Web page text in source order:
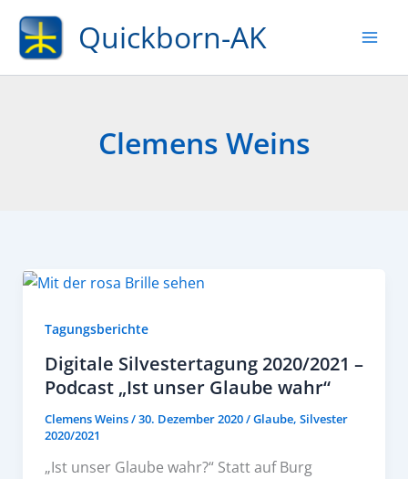
Zum
Inhalt
springen
Quickborn-AK
Clemens Weins
Tagungsberichte
Digitale Silvestertagung 2020/2021 –
Podcast „Ist unser Glaube wahr“
Clemens Weins/30. Dezember 2020/Glaube, Silvester
2020/2021
„Ist unser Glaube wahr?“ Statt auf Burg